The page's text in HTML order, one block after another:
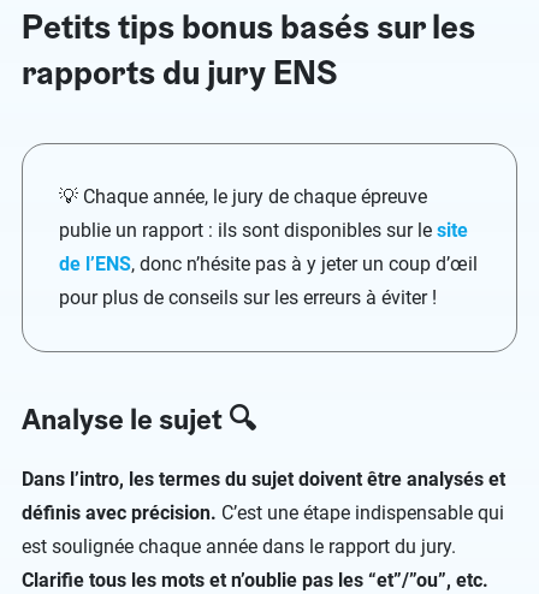
Petits tips bonus basés sur les
rapports du jury ENS
💡 Chaque année, le jury de chaque épreuve
publie un rapport : ils sont disponibles sur le site
de l’ENS, donc n’hésite pas à y jeter un coup d’œil
pour plus de conseils sur les erreurs à éviter !
Analyse le sujet 🔍
Dans l’intro, les termes du sujet doivent être analysés et
définis avec précision. C’est une étape indispensable qui
est soulignée chaque année dans le rapport du jury.
Clarifie tous les mots et n’oublie pas les “et”/”ou”, etc.